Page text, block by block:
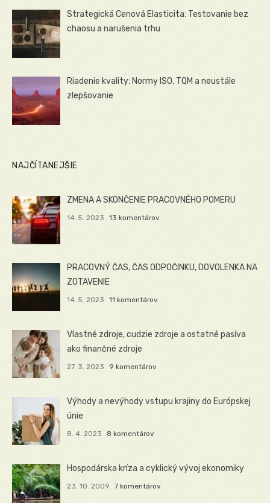
Strategická Cenová Elasticita: Testovanie bez
chaosu a narušenia trhu
Riadenie kvality: Normy ISO, TQM a neustále
zlepšovanie
NAJČÍTANEJŠIE
ZMENA A SKONČENIE PRACOVNÉHO POMERU
14. 5. 2023 13 komentárov
PRACOVNÝ ČAS, ČAS ODPOČINKU, DOVOLENKA NA
ZOTAVENIE
14. 5. 2023 11 komentárov
Vlastné zdroje, cudzie zdroje a ostatné pasíva
ako finančné zdroje
27. 3. 2023 9 komentárov
Výhody a nevýhody vstupu krajiny do Európskej
únie
8. 4. 2023 8 komentárov
Hospodárska kríza a cyklický vývoj ekonomiky
23. 10. 2009 7 komentárov